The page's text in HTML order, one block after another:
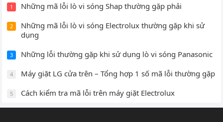
1 Những mã lỗi lò vi sóng Shap thường gặp phải
2
Những mã lỗi lò vi sóng Electrolux thường gặp khi sử
dụng
3 Những lỗi thường gặp khi sử dụng lò vi sóng Panasonic
4 Máy giặt LG cửa trên – Tổng hợp 1 số mã lỗi thường gặp
5 Cách kiểm tra mã lỗi trên máy giặt Electrolux